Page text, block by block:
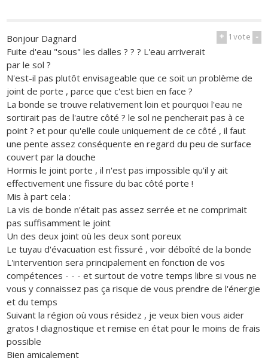
+ 1vote -
Bonjour Dagnard
Fuite d'eau "sous" les dalles ? ? ? L'eau arriverait
par le sol ?
N'est-il pas plutôt envisageable que ce soit un problème de
joint de porte , parce que c'est bien en face ?
La bonde se trouve relativement loin et pourquoi l'eau ne
sortirait pas de l'autre côté ? le sol ne pencherait pas à ce
point ? et pour qu'elle coule uniquement de ce côté , il faut
une pente assez conséquente en regard du peu de surface
couvert par la douche
Hormis le joint porte , il n'est pas impossible qu'il y ait
effectivement une fissure du bac côté porte !
Mis à part cela :
La vis de bonde n'était pas assez serrée et ne comprimait
pas suffisamment le joint
Un des deux joint où les deux sont poreux
Le tuyau d'évacuation est fissuré , voir déboîté de la bonde
L'intervention sera principalement en fonction de vos
compétences - - - et surtout de votre temps libre si vous ne
vous y connaissez pas ça risque de vous prendre de l'énergie
et du temps
Suivant la région où vous résidez , je veux bien vous aider
gratos ! diagnostique et remise en état pour le moins de frais
possible
Bien amicalement